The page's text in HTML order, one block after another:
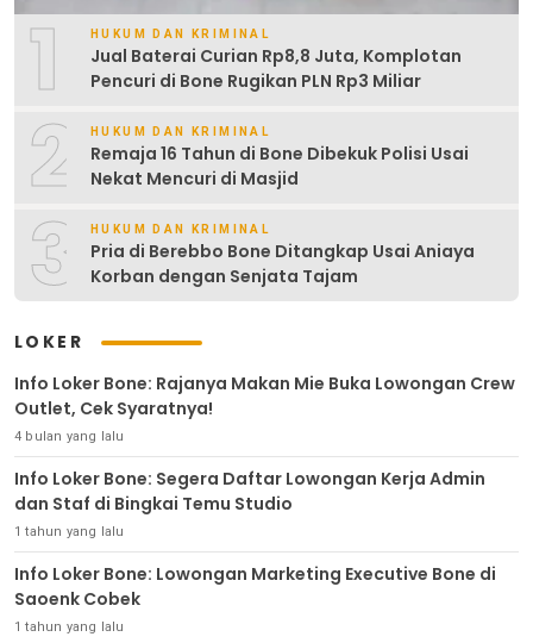
1 HUKUM DAN KRIMINAL
Jual Baterai Curian Rp8,8 Juta, Komplotan
Pencuri di Bone Rugikan PLN Rp3 Miliar
2 HUKUM DAN KRIMINAL
Remaja 16 Tahun di Bone Dibekuk Polisi Usai
Nekat Mencuri di Masjid
3 HUKUM DAN KRIMINAL
Pria di Berebbo Bone Ditangkap Usai Aniaya
Korban dengan Senjata Tajam
LOKER
Info Loker Bone: Rajanya Makan Mie Buka Lowongan Crew
Outlet, Cek Syaratnya!
4 bulan yang lalu
Info Loker Bone: Segera Daftar Lowongan Kerja Admin
dan Staf di Bingkai Temu Studio
1 tahun yang lalu
Info Loker Bone: Lowongan Marketing Executive Bone di
Saoenk Cobek
1 tahun yang lalu